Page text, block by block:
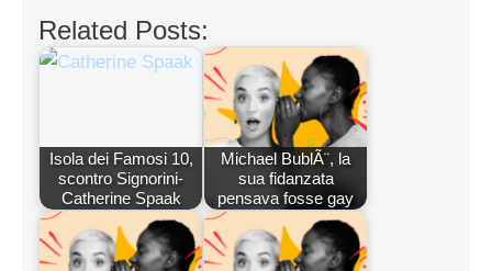
Related Posts:
Isola dei Famosi 10,
scontro Signorini-
Catherine Spaak
Michael BublÃ¨, la
sua fidanzata
pensava fosse gay